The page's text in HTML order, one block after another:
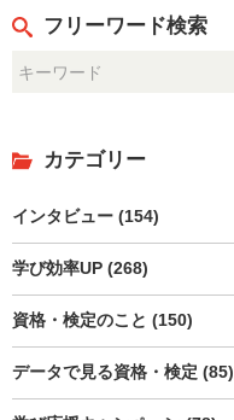
フリーワード検索
カテゴリー
インタビュー (154)
学び効率UP (268)
資格・検定のこと (150)
データで見る資格・検定 (85)